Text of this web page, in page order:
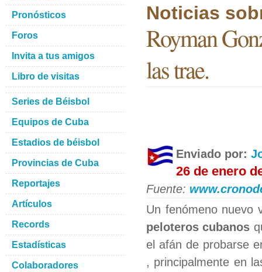
Noticias
Royman
las trae.
Enviado por:
26 de enero
Fuente:
Un fenómeno nuevo
peloteros cubanos
el afán de probarse
, principalmente en
Pronósticos
Foros
Invita a tus amigos
Libro de visitas
Series de Béisbol
Equipos de Cuba
Estadios de béisbol
Provincias de Cuba
Reportajes
Artículos
Records
Estadísticas
Colaboradores